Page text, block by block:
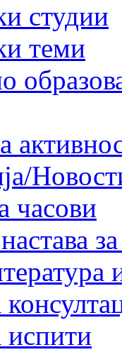
студии
теми
часови